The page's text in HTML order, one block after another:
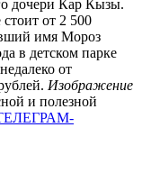
дочери Кар Кызы.
от 2 500
имя Мороз
в детском парке
от
Изображение
и полезной